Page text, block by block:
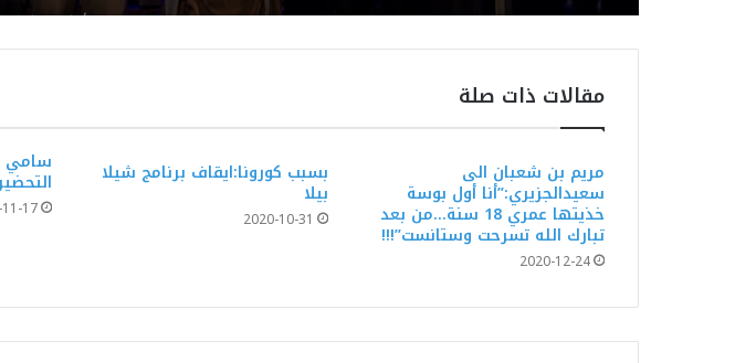
أمام شبابيك
جسّار في
في
آلاف متفرجا
عذِّبيني..
وبرڨ” في
مقالات ذات صلة
مريم بن شعبان الى
سعيدالجزيري:”أنا أول بوسة
خذيتها عمري 18 سنة…من بعد
تبارك الله تسرحت وستانست”!!!
2020-12-24
بسبب كورونا:ايقاف برنامج شيلا
بيلا
2020-10-31
سامي
17